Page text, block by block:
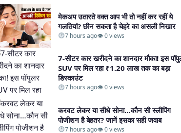
मेकअप उतारते वक्त आप भी तो नहीं कर रहीं ये
गलतियां? छीन सकता है चेहरे का असली निखार​
7 hours ago👁 0 views
7-सीटर कार खरीदने का शानदार मौका! इस
SUV पर मिल रहा ₹1.20 लाख तक का बड़ा
डिस्काउंट​
7 hours ago👁 0 views
करवट लेकर या सीधे सोना…कौन सी स्लीपिंग
पोजीशन है बेहतर? जानें इसका सही जवाब​
7 hours ago👁 0 views